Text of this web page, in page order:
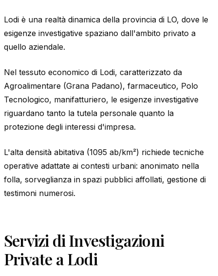
Lodi è una realtà dinamica della provincia di LO, dove le
esigenze investigative spaziano dall'ambito privato a
quello aziendale.
Nel tessuto economico di Lodi, caratterizzato da
Agroalimentare (Grana Padano), farmaceutico, Polo
Tecnologico, manifatturiero, le esigenze investigative
riguardano tanto la tutela personale quanto la
protezione degli interessi d'impresa.
L'alta densità abitativa (1095 ab/km²) richiede tecniche
operative adattate ai contesti urbani: anonimato nella
folla, sorveglianza in spazi pubblici affollati, gestione di
testimoni numerosi.
Servizi di Investigazioni
Private a Lodi